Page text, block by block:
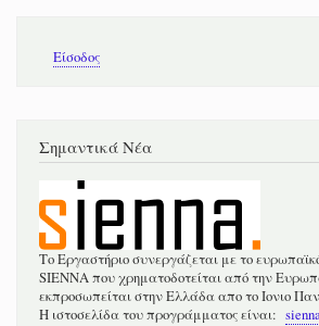
λογαριασμού
Είσοδος
Σημαντικά Νέα
Το Εργαστήριο συνεργάζεται με το
SIENNA που χρηματοδοτείται από την
εκπροσωπείται στην Ελλάδα απο το Ιονιο
Η ιστοσελίδα του προγράμματος είναι: